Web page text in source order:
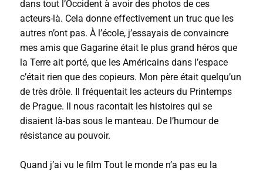
dans tout l’Occident à avoir des photos de ces
acteurs-là. Cela donne effectivement un truc que les
autres n’ont pas. À l’école, j’essayais de convaincre
mes amis que Gagarine était le plus grand héros que
la Terre ait porté, que les Américains dans l’espace
c’était rien que des copieurs. Mon père était quelqu’un
de très drôle. Il fréquentait les acteurs du Printemps
de Prague. Il nous racontait les histoires qui se
disaient là-bas sous le manteau. De l’humour de
résistance au pouvoir.
Quand j’ai vu le film Tout le monde n’a pas eu la